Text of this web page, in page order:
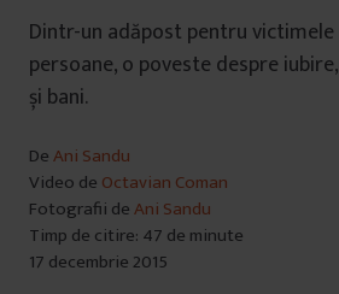
Dintr-un adăpost pentru
persoane, o poveste despre
și bani.
DeAni Sandu
Video de Octavian Coman
Fotografii deAni Sandu
Timp de citire: 47 de minute
17 decembrie 2015